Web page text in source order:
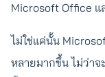
Microsoft Office แ
ไม่ใช่แค่นั้น
หลายมากขึ้น ไม่ว่าจ